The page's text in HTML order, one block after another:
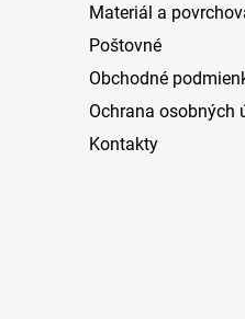
Materiál a
Poštovné
Obchodné
Ochrana osobných
Kontakty